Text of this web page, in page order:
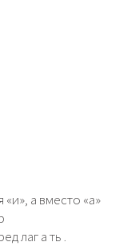
а вместо «а»
лаг а ть .